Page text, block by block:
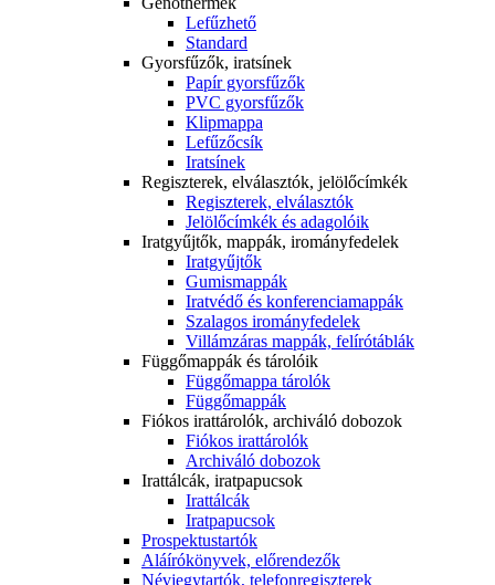
Lefűzhető
Standard
Gyorsfűzők, iratsínek
Papír gyorsfűzők
PVC gyorsfűzők
Klipmappa
Lefűzőcsík
Iratsínek
Regiszterek, elválasztók, jelölőcímkék
Regiszterek, elválasztók
Jelölőcímkék és adagolóik
Iratgyűjtők, mappák, irományfedelek
Iratgyűjtők
Gumismappák
Iratvédő és konferenciamappák
Szalagos irományfedelek
Villámzáras mappák, felírótáblák
Függőmappák és tárolóik
Függőmappa tárolók
Függőmappák
Fiókos irattárolók, archiváló dobozok
Fiókos irattárolók
Archiváló dobozok
Irattálcák, iratpapucsok
Irattálcák
Iratpapucsok
Prospektustartók
Aláírókönyvek, előrendezők
Névjegytartók, telefonregiszterek